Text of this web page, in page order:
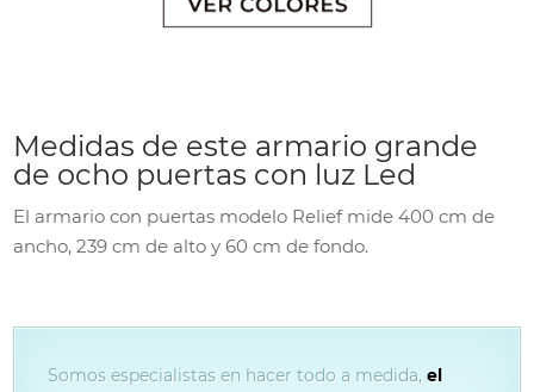
Medidas de este armario grande
de ocho puertas con luz Led
El armario con puertas modelo Relief mide 400 cm de
ancho, 239 cm de alto y 60 cm de fondo.
Somos especialistas en hacer todo a medida, el